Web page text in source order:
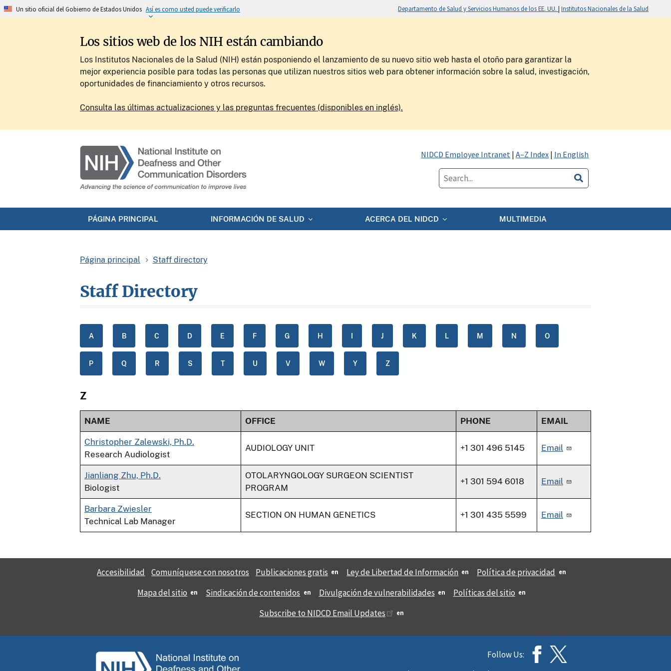
Un sitio oficial del Gobierno de Estados Unidos Así es como usted puede verificarlo Departamento de Salud y Servicios Humanos de los EE. UU.|Institutos Nacionales de la Salud
Los sitios web de los NIH están cambiando
Los Institutos Nacionales de la Salud (NIH) están posponiendo el lanzamiento de su nuevo sitio web hasta el otoño para garantizar la
mejor experiencia posible para todas las personas que utilizan nuestros sitios web para obtener información sobre la salud, investigación,
oportunidades de financiamiento y otros recursos.
Consulta las últimas actualizaciones y las preguntas frecuentes (disponibles en inglés).
NIDCD Employee Intranet |A–Z Index | In English
PÁGINA PRINCIPAL INFORMACIÓN DE SALUD ACERCA DEL NIDCD MULTIMEDIA
página principal staff directory
Staff Directory
A B C D E F G H I J K L M N O
P Q R S T U V W Y Z
Z
NAME OFFICE PHONE EMAIL
Christopher Zalewski, Ph.D.
Research Audiologist
AUDIOLOGY UNIT +1 301 496 5145 Email
Jianliang Zhu, Ph.D.
Biologist
OTOLARYNGOLOGY SURGEON SCIENTIST
PROGRAM
+1 301 594 6018 Email
Barbara Zwiesler
Technical Lab Manager
SECTION ON HUMAN GENETICS +1 301 435 5599 Email
Accesibilidad Comuníquese con nosotros Publicaciones gratis Ley de Libertad de Información
Política de privacidad
Mapa del sitio
Sindicación de contenidos Divulgación de vulnerabilidades
Políticas del sitio
Subscribe to NIDCD Email Updates
Follow Us: